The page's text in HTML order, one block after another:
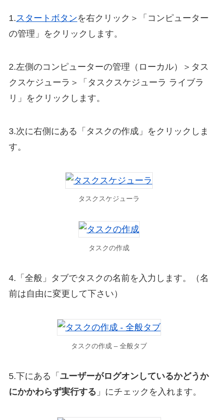
1.スタートボタンを右クリック＞「コンピューター
の管理」をクリックします。
2.左側のコンピューターの管理（ローカル）＞タス
クスケジューラ＞「タスクスケジューラ ライブラ
リ」をクリックします。
3.次に右側にある「タスクの作成」をクリックしま
す。
タスクスケジューラ
タスクの作成
4.「全般」タブでタスクの名前を入力します。（名
前は自由に変更して下さい）
タスクの作成 – 全般タブ
5.下にある「 ユーザーがログオンしているかどうか
にかかわらず実行する 」にチェックを入れます。